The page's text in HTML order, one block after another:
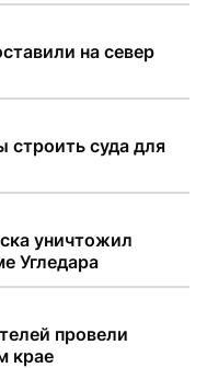
на север
строить суда для
уничтожил
Угледара
провели
крае